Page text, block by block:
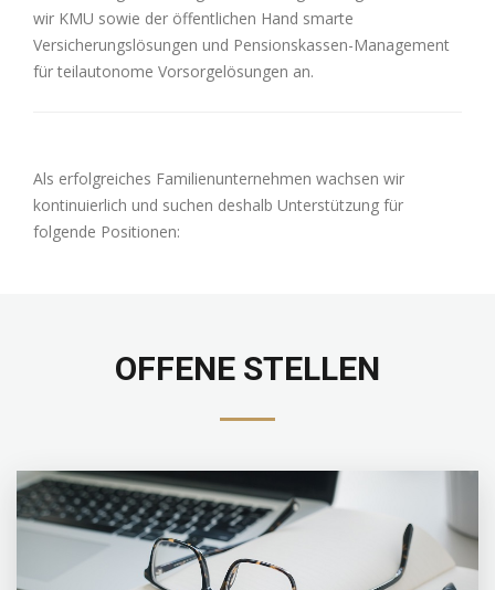
wir KMU sowie der öffentlichen Hand smarte
Versicherungslösungen und Pensionskassen-Management
für teilautonome Vorsorgelösungen an.
Als erfolgreiches Familienunternehmen wachsen wir
kontinuierlich und suchen deshalb Unterstützung für
folgende Positionen:
OFFENE STELLEN